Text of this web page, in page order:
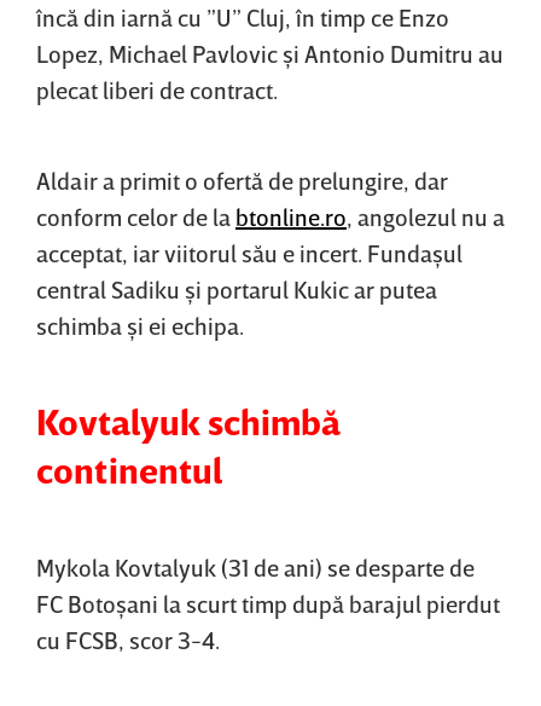
încă din iarnă cu ”U” Cluj, în timp ce Enzo
Lopez, Michael Pavlovic şi Antonio Dumitru au
plecat liberi de contract.
Aldair a primit o ofertă de prelungire, dar
conform celor de la btonline.ro , angolezul nu a
acceptat, iar viitorul său e incert. Fundaşul
central Sadiku şi portarul Kukic ar putea
schimba şi ei echipa.
Kovtalyuk schimbă
continentul
Mykola Kovtalyuk (31 de ani) se desparte de
FC Botoşani la scurt timp după barajul pierdut
cu FCSB, scor 3-4.